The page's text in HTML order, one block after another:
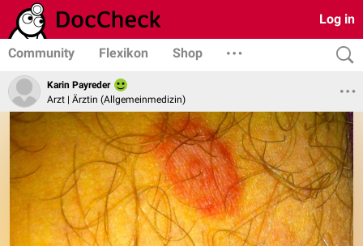
Log in
Community Flexikon Shop
Karin Payreder
Arzt | Ärztin (Allgemeinmedizin)